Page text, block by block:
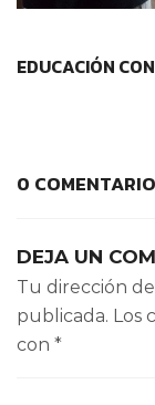
EDUCACIÓN
0
DEJA UN
Tu dirección
publicada. Los
con *